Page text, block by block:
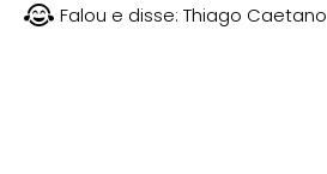
Falou e disse: Thiago Caetano